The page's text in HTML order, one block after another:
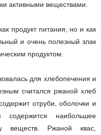
активными веществами.
продукт питания, но и как
и очень полезный злак
продуктом.
для хлебопечения и
считался ржаной хлеб
отруби, оболочки и
наибольшее
веществ. Ржаной квас,